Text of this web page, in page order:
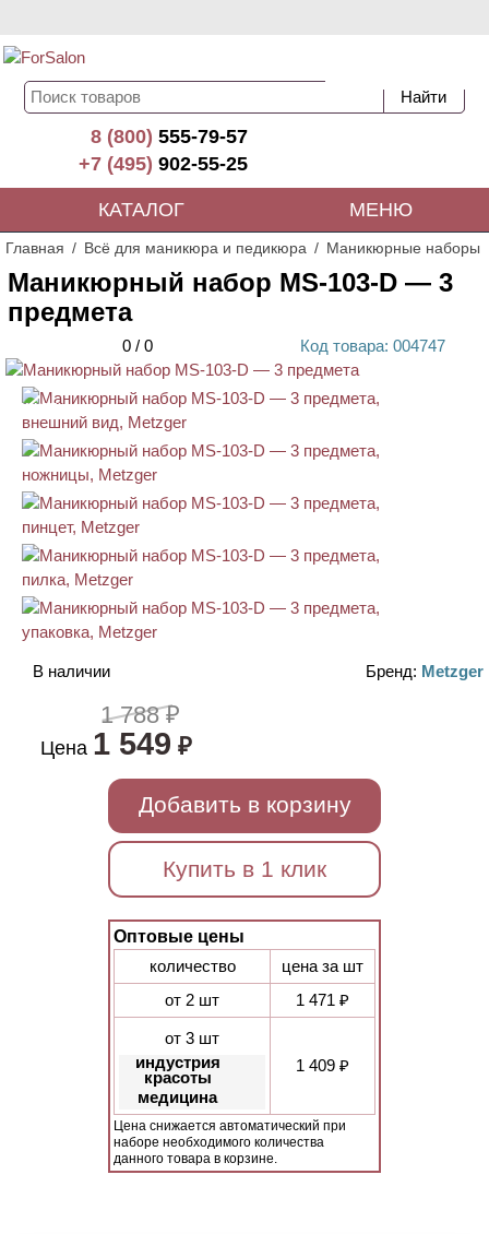
8 (800)555-79-57
+7 (495)902-55-25
КАТАЛОГ МЕНЮ
Главная Всё для маникюра и педикюра Маникюрные наборы
Маникюрный набор MS-103-D — 3
предмета
0 / 0 Код товара: 004747
АКЦИЯ
В наличии Бренд: Metzger
1 788 ₽
Цена 1 549 ₽
Добавить в корзину
Купить в 1 клик
Оптовые цены
количество
цена за шт
от 2 шт
1 471 ₽
от 3 шт
индустрия
красоты
медицина
1 409 ₽
Цена снижается автоматический при
наборе необходимого количества
данного товара в корзине.